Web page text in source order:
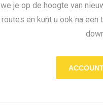
we je op de hoogte van
routes en kunt u ook na